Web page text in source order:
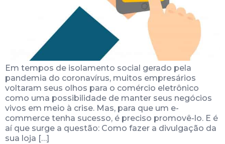
Em tempos de isolamento social gerado pela
pandemia do coronavírus, muitos empresários
voltaram seus olhos para o comércio eletrônico
como uma possibilidade de manter seus negócios
vivos em meio à crise. Mas, para que um e-
commerce tenha sucesso, é preciso promovê-lo. E é
aí que surge a questão: Como fazer a divulgação da
sua loja […]